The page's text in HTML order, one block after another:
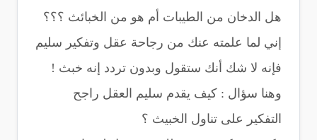
هل الدخان من الطيبات أم هو من الخبائث ؟؟؟
إني لما علمته عنك من رجاحة عقل وتفكير سليم
فإنه لا شك أنك ستقول وبدون تردد إنه خبث !
وهنا سؤال : كيف يقدم سليم العقل راجح
التفكير على تناول الخبيث ؟